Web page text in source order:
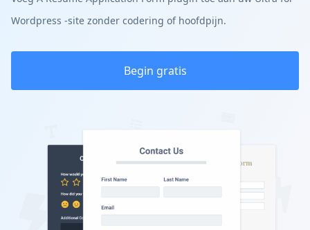
Wordpress -site zonder codering of hoofdpijn.
Begin gratis